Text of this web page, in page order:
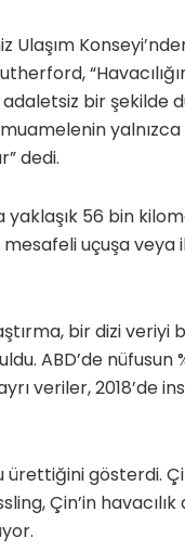
Ulaşım
bir şekilde
muamelenin
dedi.
yaklaşık 56 bin
uçuşa veya
bir dizi veriyi
ABD’de nüfusun
veriler, 2018’de
ürettiğini gösterdi.
Çin’in havacılık